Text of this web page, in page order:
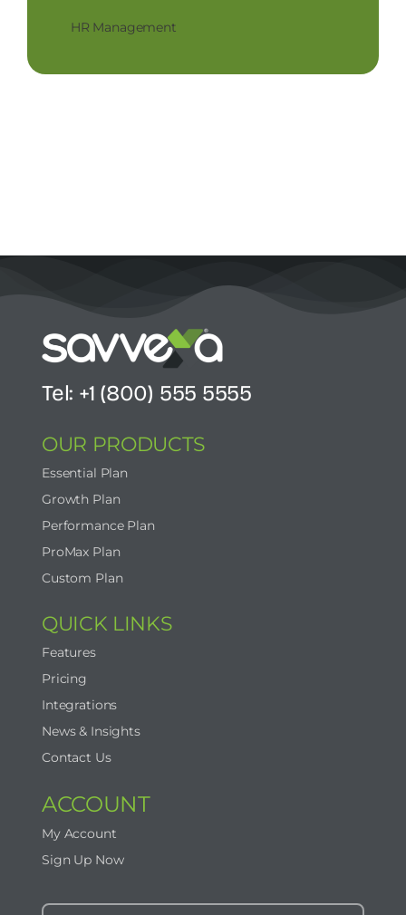
HR Management
Tel: +1 (800) 555 5555
OUR PRODUCTS
Essential Plan
Growth Plan
Performance Plan
ProMax Plan
Custom Plan
QUICK LINKS
Features
Pricing
Integrations
News & Insights
Contact Us
ACCOUNT
My Account
Sign Up Now